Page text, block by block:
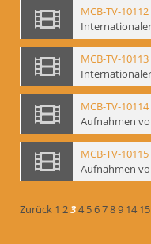
MCB-TV-10112
MCB-TV-10113
MCB-TV-10114
MCB-TV-10115
Zurück 1 234 56789 14 15